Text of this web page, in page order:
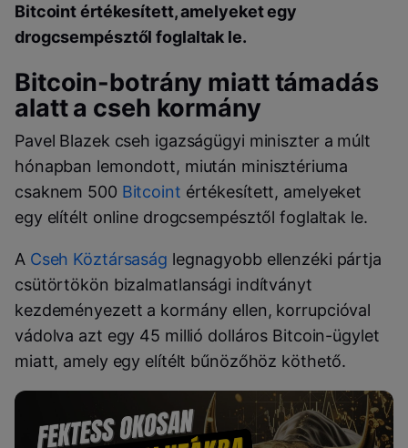
Bitcoint értékesített, amelyeket egy
drogcsempésztől foglaltak le.
Bitcoin-botrány miatt támadás
alatt a cseh kormány
Pavel Blazek cseh igazságügyi miniszter a múlt
hónapban lemondott, miután minisztériuma
csaknem 500 Bitcoint értékesített, amelyeket
egy elítélt online drogcsempésztől foglaltak le.
A Cseh Köztársaság legnagyobb ellenzéki pártja
csütörtökön bizalmatlansági indítványt
kezdeményezett a kormány ellen, korrupcióval
vádolva azt egy 45 millió dolláros Bitcoin-ügylet
miatt, amely egy elítélt bűnözőhöz köthető.